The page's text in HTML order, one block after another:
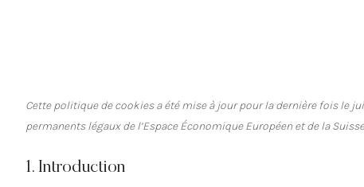
Cette politique de cookies a été mise à jour pour la dernière fois le
permanents légaux de l’Espace Économique Européen et de la
1. Introduction